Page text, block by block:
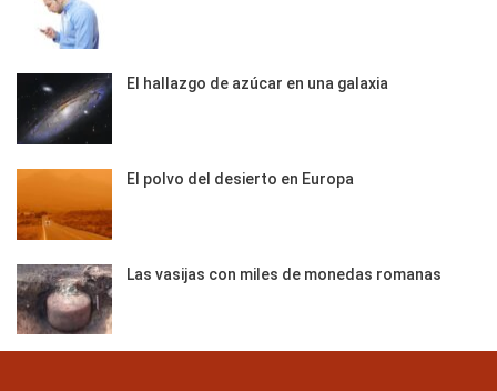
El hallazgo de azúcar en una galaxia
El polvo del desierto en Europa
Las vasijas con miles de monedas romanas